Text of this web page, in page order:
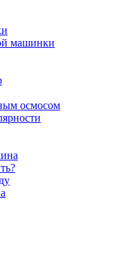
машинки
осмосом